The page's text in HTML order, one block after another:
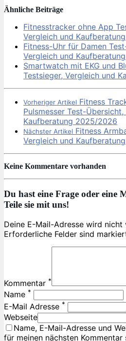
Ähnliche Beiträge
Fitnesstracker ohne App
Vergleich und
Fitness-Uhr für Damen
Vergleich und
Smartwatch mit EKG und
Testsieger, Vergleich und
Vorheriger Artikel Fitness
Pulsmesser Test-
Kaufberatung 2025/2026
Nächster Artikel Fitness
Vergleich und
Keine Kommentare vorhanden
Du hast eine Frage oder eine
Teile sie mit uns!
Deine E-Mail-Adresse wird
Erforderliche Felder sind
Kommentar *
Name *
E-Mail Adresse *
Webseite
Name, E-Mail-Adresse und
für meinen nächsten Kommentar